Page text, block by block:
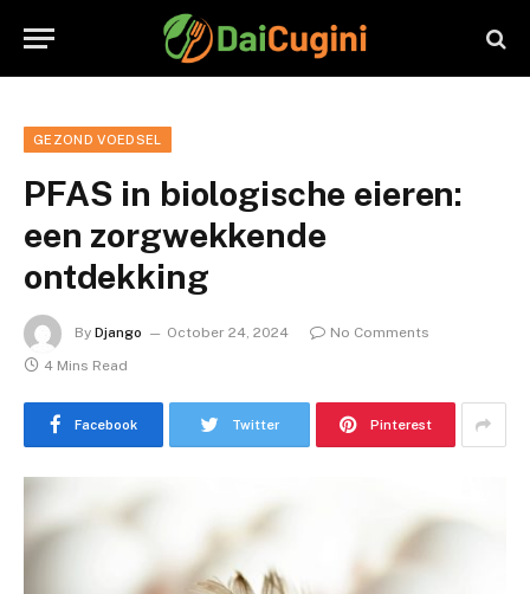
GEZOND VOEDSEL
PFAS in biologische eieren:
een zorgwekkende
ontdekking
By Django October 24, 2024
No Comments
4 Mins Read
Facebook Twitter Pinterest